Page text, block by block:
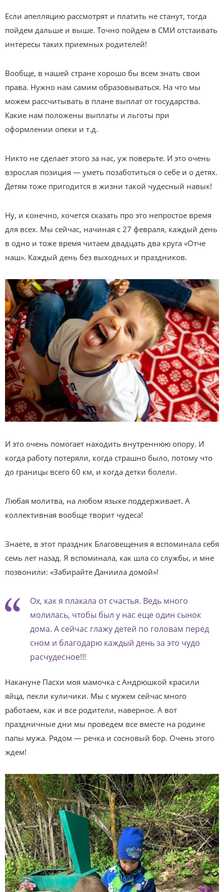
Если апелляцию рассмотрят и платить не станут, тогда
пойдем дальше и выше. Точно пойдем в СМИ отстаивать
интересы таких приемных родителей!
Вообще, в нашей стране хорошо бы всем знать свои
права. Нужно нам самим образовываться. На что мы
можем рассчитывать в плане выплат от государства.
Какие нам положены выплаты и льготы при
оформлении опеки и т.д.
Никто не сделает этого за нас, уж поверьте. И это очень
взрослая позиция — уметь позаботиться о себе и о детях.
Детям тоже пригодится в жизни такой чудесный навык!
Ну, и конечно, хочется сказать про это непростое время
для всех. Мы сейчас, начиная с 27 февраля, каждый день
в одно и тоже время читаем двадцать два круга «Отче
наш». Каждый день без выходных и праздников.
И это очень помогает находить внутреннюю опору. И
когда работу потеряли, когда страшно было, потому что
до границы всего 60 км, и когда детки болели.
Любая молитва, на любом языке поддерживает. А
коллективная вообще творит чудеса!
Знаете, в этот праздник Благовещения я вспоминала себя
семь лет назад. Я вспоминала, как шла со службы, и мне
позвонили: «Забирайте Даниила домой»!
Ох, как я плакала от счастья. Ведь много
молилась, чтобы был у нас еще один сынок
дома. А сейчас глажу детей по головам перед
сном и благодарю каждый день за это чудо
расчудесное!!!
Накануне Пасхи моя мамочка с Андрюшкой красили
яйца, пекли куличики. Мы с мужем сейчас много
работаем, как и все родители, наверное. А вот
праздничные дни мы проведем все вместе на родине
папы мужа. Рядом — речка и сосновый бор. Очень этого
ждем!